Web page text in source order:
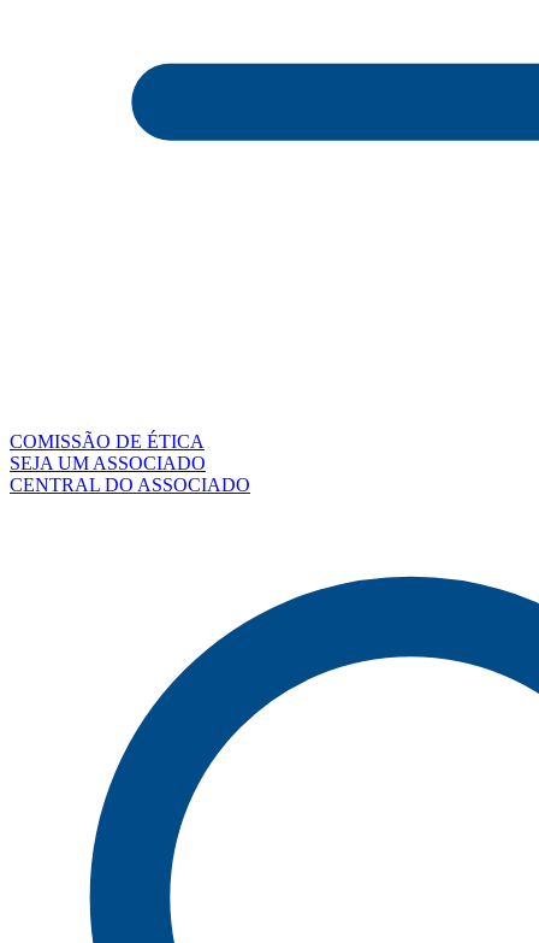
COMISSÃO DE ÉTICA
SEJA UM ASSOCIADO
CENTRAL DO ASSOCIADO